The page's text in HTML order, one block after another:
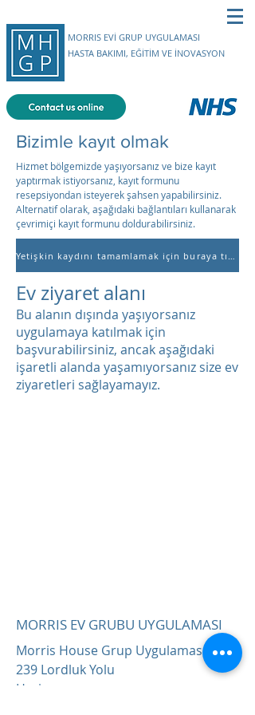
MORRIS EVİ GRUP UYGULAMASI
HASTA BAKIMI, EĞİTİM VE İNOVASYON
Bizimle kayıt olmak
Hizmet bölgemizde yaşıyorsanız ve bize kayıt
yaptırmak istiyorsanız, kayıt formunu
resepsiyondan isteyerek şahsen yapabilirsiniz.
Alternatif olarak, aşağıdaki bağlantıları kullanarak
çevrimiçi kayıt formunu doldurabilirsiniz.
Ev ziyaret alanı
Bu alanın dışında yaşıyorsanız
uygulamaya katılmak için
başvurabilirsiniz, ancak aşağıdaki
işaretli alanda yaşamıyorsanız size ev
ziyaretleri sağlayamayız.
MORRIS EV GRUBU UYGULAMASI
Morris House Grup Uygulaması
239 Lordluk Yolu
Haringey